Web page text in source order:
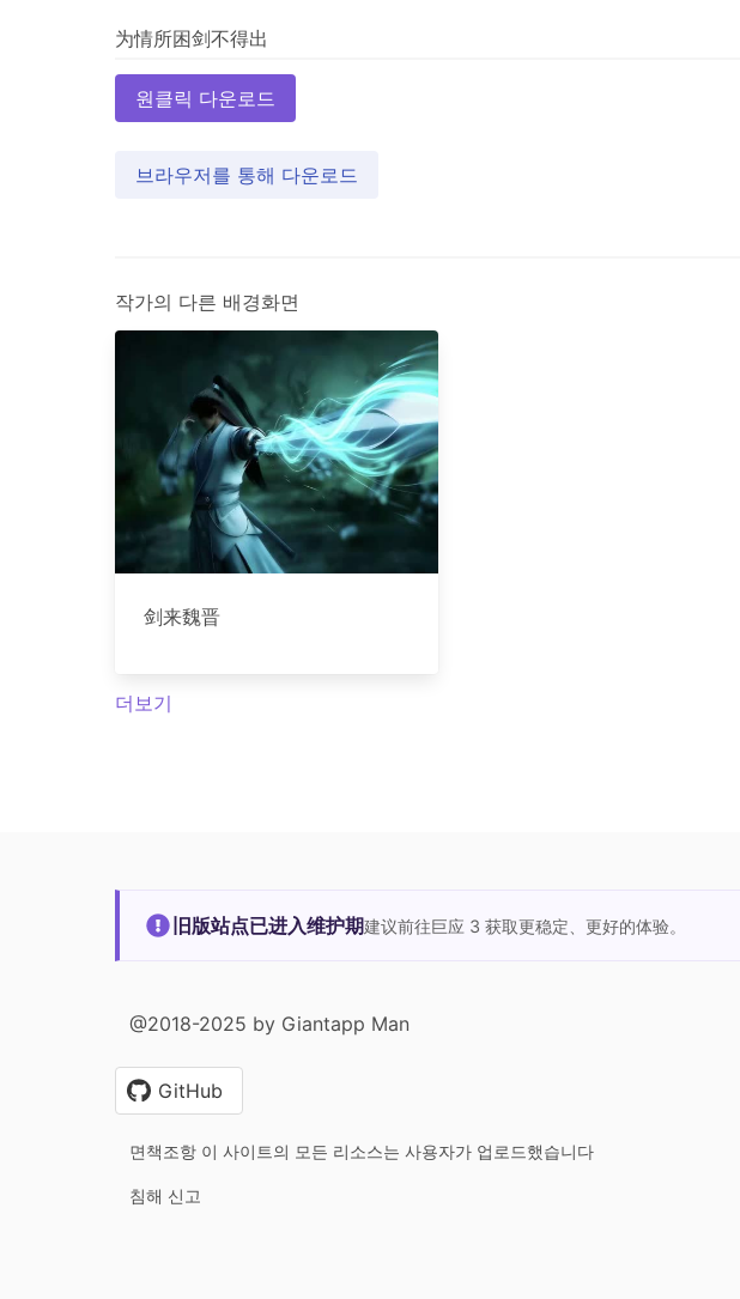
원클릭 다운로드
브라우저를 통해 다운로드
작가의 다른 배경화면
剑来魏晋
더보기
旧版站点已进入维护期建议前往巨应 3 获取更稳定、更好的体验。
@2018-2025 by Giantapp Man
GitHub
면책조항 이 사이트의 모든 리소스는 사용자가 업로드했습니다
침해 신고